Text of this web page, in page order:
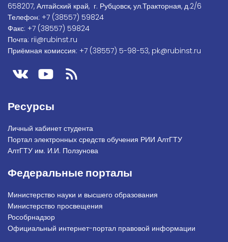
658207, Алтайский край, г. Рубцовск, ул.Тракторная, д.2/6
Телефон: +7 (38557) 59824
Факс: +7 (38557) 59824
Почта: rii@rubinst.ru
Приёмная комиссия: +7 (38557) 5-98-53, pk@rubinst.ru
Ресурсы
Личный кабинет студента
Портал электронных средств обучения РИИ АлтГТУ
АлтГТУ им. И.И. Ползунова
Федеральные порталы
Министерство науки и высшего образования
Министерство просвещения
Рособрнадзор
Официальный интернет-портал правовой информации